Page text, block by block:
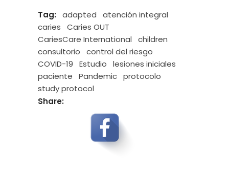
Tag: adapted
atención integral
caries
Caries OUT
CariesCare International
children
consultorio
control del riesgo
COVID-19
Estudio
lesiones iniciales
paciente
Pandemic protocolo
study protocol
Share: